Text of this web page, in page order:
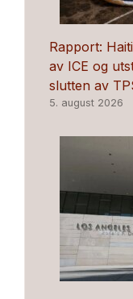
Rapport:
av ICE og
slutten av
5. august 2026